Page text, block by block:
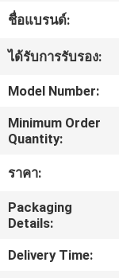
กับ
เรา
ทัวร์
โรงงาน
ควบคุม
คุณภาพ
ชื่อแบรนด์:
ได้รับการรับรอง:
Model Number:
Minimum Order
Quantity:
ราคา:
Packaging
Details:
Delivery Time: